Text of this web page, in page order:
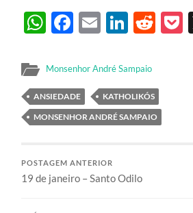
WhatsApp
Facebook
Email
Monsenhor André Sampaio
ANSIEDADE
KATHOLIKÓS
MONSENHOR ANDRÉ SAMPAIO
POSTAGEM ANTERIOR
19 de janeiro – Santo Odilo